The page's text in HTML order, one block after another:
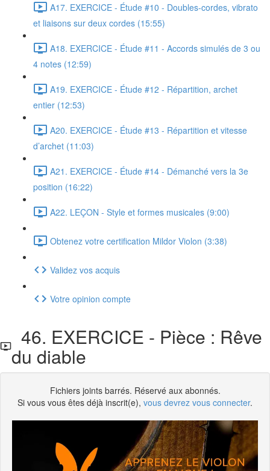
A17. EXERCICE - Étude #10 - Doubles-cordes, vibrato
et liaisons sur deux cordes (15:55)
A18. EXERCICE - Étude #11 - Accords simulés de 3 ou
4 notes (12:59)
A19. EXERCICE - Étude #12 - Répartition, archet
entier (12:53)
A20. EXERCICE - Étude #13 - Répartition et vitesse
d’archet (11:03)
A21. EXERCICE - Étude #14 - Démanché vers la 3e
position (16:22)
A22. LEÇON - Style et formes musicales (9:00)
Obtenez votre certification Mildor Violon (3:38)
Validez vos acquis
Votre opinion compte
46. EXERCICE - Pièce : Rêve
du diable
Fichiers joints barrés. Réservé aux abonnés.
Si vous vous êtes déjà inscrit(e), vous devrez vous connecter.